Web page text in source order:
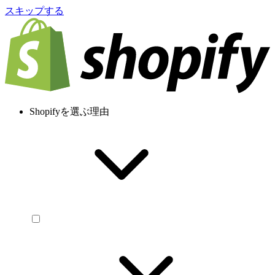
スキップする
Shopifyを選ぶ理由